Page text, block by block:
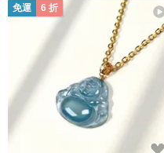
免運 6 折